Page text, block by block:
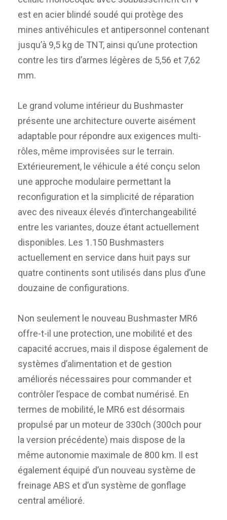
est en acier blindé soudé qui protège des
mines antivéhicules et antipersonnel contenant
jusqu’à 9,5 kg de TNT, ainsi qu’une protection
contre les tirs d’armes légères de 5,56 et 7,62
mm.
Le grand volume intérieur du Bushmaster
présente une architecture ouverte aisément
adaptable pour répondre aux exigences multi-
rôles, même improvisées sur le terrain.
Extérieurement, le véhicule a été conçu selon
une approche modulaire permettant la
reconfiguration et la simplicité de réparation
avec des niveaux élevés d’interchangeabilité
entre les variantes, douze étant actuellement
disponibles. Les 1.150 Bushmasters
actuellement en service dans huit pays sur
quatre continents sont utilisés dans plus d’une
douzaine de configurations.
Non seulement le nouveau Bushmaster MR6
offre-t-il une protection, une mobilité et des
capacité accrues, mais il dispose également de
systèmes d’alimentation et de gestion
améliorés nécessaires pour commander et
contrôler l’espace de combat numérisé. En
termes de mobilité, le MR6 est désormais
propulsé par un moteur de 330ch (300ch pour
la version précédente) mais dispose de la
même autonomie maximale de 800 km. Il est
également équipé d’un nouveau système de
freinage ABS et d’un système de gonflage
central amélioré.